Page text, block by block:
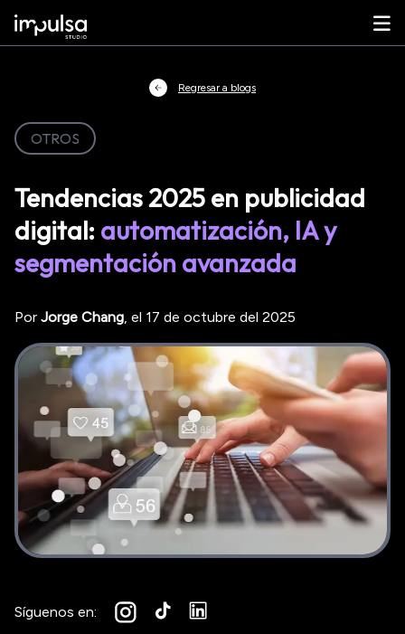
Regresar a blogs
OTROS
Tendencias 2025 en publicidad
digital: automatización, IA y
segmentación avanzada
Por Jorge Chang, el 17 de octubre del 2025
Síguenos en: